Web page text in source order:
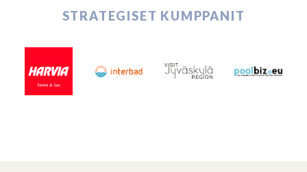
STRATEGISET KUMPPANIT